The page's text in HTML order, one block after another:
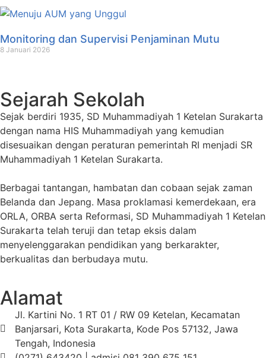
Monitoring dan Supervisi Penjaminan Mutu
8 Januari 2026
Sejarah Sekolah
Sejak berdiri 1935, SD Muhammadiyah 1 Ketelan Surakarta
dengan nama HIS Muhammadiyah yang kemudian
disesuaikan dengan peraturan pemerintah RI menjadi SR
Muhammadiyah 1 Ketelan Surakarta.
Berbagai tantangan, hambatan dan cobaan sejak zaman
Belanda dan Jepang. Masa proklamasi kemerdekaan, era
ORLA, ORBA serta Reformasi, SD Muhammadiyah 1 Ketelan
Surakarta telah teruji dan tetap eksis dalam
menyelenggarakan pendidikan yang berkarakter,
berkualitas dan berbudaya mutu.
Alamat
Jl. Kartini No. 1 RT 01 / RW 09 Ketelan, Kecamatan
Banjarsari, Kota Surakarta, Kode Pos 57132, Jawa
Tengah, Indonesia